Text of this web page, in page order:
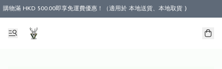
購物滿 HKD 500.00即享免運費優惠！（適用於 本地送貨、本地取貨 )